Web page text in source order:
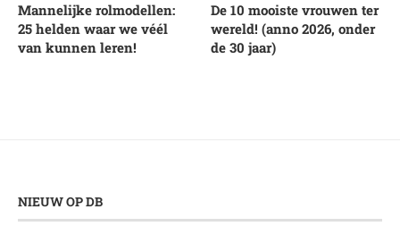
Mannelijke rolmodellen:
25 helden waar we véél
van kunnen leren!
De 10 mooiste vrouwen ter
wereld! (anno 2026, onder
de 30 jaar)
NIEUW OP DB